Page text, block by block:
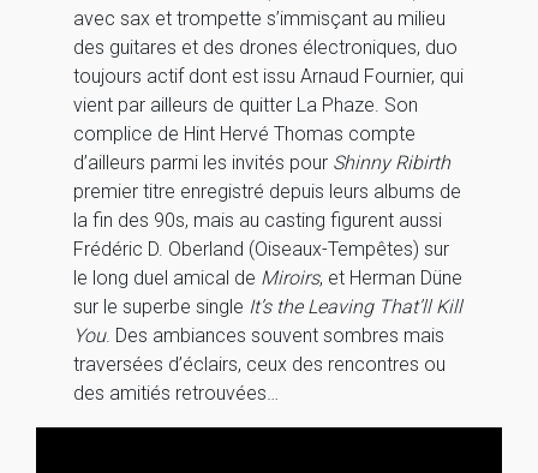
avec sax et trompette s’immisçant au milieu
des guitares et des drones électroniques, duo
toujours actif dont est issu Arnaud Fournier, qui
vient par ailleurs de quitter La Phaze. Son
complice de Hint Hervé Thomas compte
d’ailleurs parmi les invités pour Shinny Ribirth
premier titre enregistré depuis leurs albums de
la fin des 90s, mais au casting figurent aussi
Frédéric D. Oberland (Oiseaux-Tempêtes) sur
le long duel amical de Miroirs, et Herman Düne
sur le superbe single It’s the Leaving That’ll Kill
You. Des ambiances souvent sombres mais
traversées d’éclairs, ceux des rencontres ou
des amitiés retrouvées…